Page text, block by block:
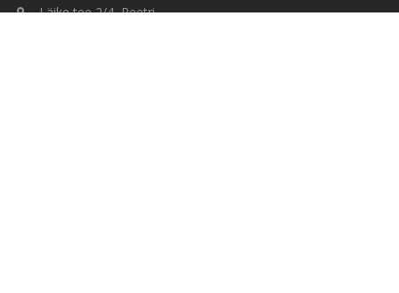
Läike tee 2/4, Peetri